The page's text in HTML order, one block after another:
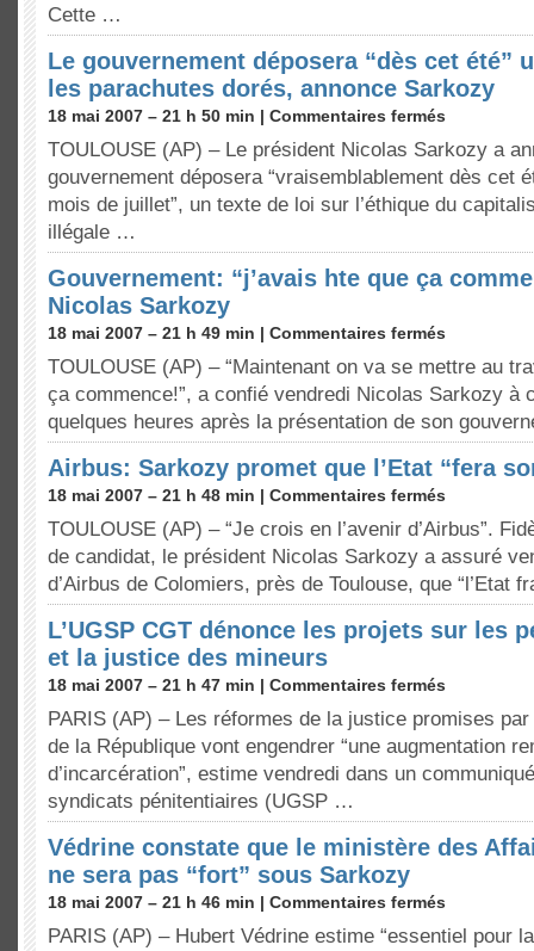
Cette …
Le gouvernement déposera “dès cet été”
les parachutes dorés, annonce Sarkozy
18 mai 2007 – 21 h 50 min | Commentaires fermés
TOULOUSE (AP) – Le président Nicolas Sarkozy a
gouvernement déposera “vraisemblablement dès cet
mois de juillet”, un texte de loi sur l’éthique du
illégale …
Gouvernement: “j’avais hte que ça
Nicolas Sarkozy
18 mai 2007 – 21 h 49 min | Commentaires fermés
TOULOUSE (AP) – “Maintenant on va se mettre au
ça commence!”, a confié vendredi Nicolas Sarkozy à
quelques heures après la présentation de son
Airbus: Sarkozy promet que l’Etat “fera
18 mai 2007 – 21 h 48 min | Commentaires fermés
TOULOUSE (AP) – “Je crois en l’avenir d’Airbus”.
de candidat, le président Nicolas Sarkozy a assuré
d’Airbus de Colomiers, près de Toulouse, que “l’Etat
L’UGSP CGT dénonce les projets sur les
et la justice des mineurs
18 mai 2007 – 21 h 47 min | Commentaires fermés
PARIS (AP) – Les réformes de la justice promises
de la République vont engendrer “une augmentation
d’incarcération”, estime vendredi dans un
syndicats pénitentiaires (UGSP …
Védrine constate que le ministère des
ne sera pas “fort” sous Sarkozy
18 mai 2007 – 21 h 46 min | Commentaires fermés
PARIS (AP) – Hubert Védrine estime “essentiel pour